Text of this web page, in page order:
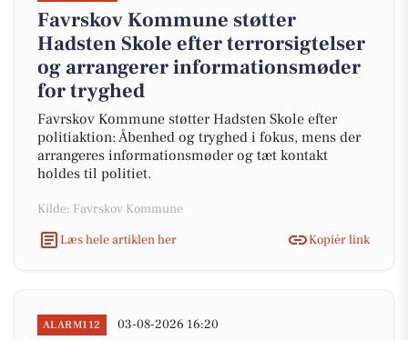
Favrskov Kommune støtter
Hadsten Skole efter terrorsigtelser
og arrangerer informationsmøder
for tryghed
Favrskov Kommune støtter Hadsten Skole efter
politiaktion: Åbenhed og tryghed i fokus, mens der
arrangeres informationsmøder og tæt kontakt
holdes til politiet.
Kilde: Favrskov Kommune
Læs hele artiklen her
Kopiér link
ALARM112 03-08-2026 16:20